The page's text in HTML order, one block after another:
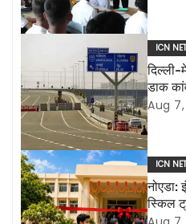
i
a
t
i
o
ICN
डाक
Aug
ICN
स्किल